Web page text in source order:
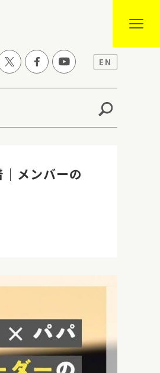
EN
メンバーの